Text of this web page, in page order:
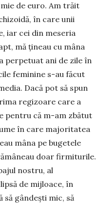
de euro. Am trăit
în care unii
iar cei din meseria
mă țineau cu mâna
perpetuat ani de zile în
fe­mi­nine s-au făcut
Dacă pot să spun
regizoare care a
pentru că m-am zbătut
în care majoritatea
mâna pe bugetele
doar firmiturile.
nostru, al
de mijloace, în
să gândești mic, să